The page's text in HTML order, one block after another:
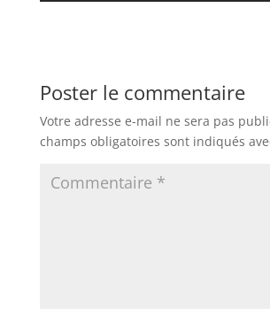
Poster le commentaire
Votre adresse e-mail ne sera pas
champs obligatoires sont indiqués